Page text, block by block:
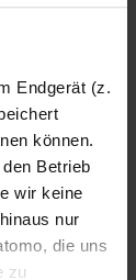
Endgerät (z.
können.
Betrieb
wir keine
nur
die uns
zu